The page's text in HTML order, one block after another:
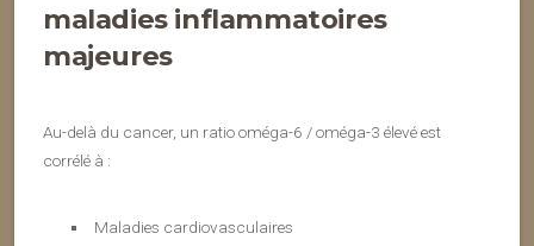
maladies inflammatoires
majeures
Au-delà du cancer, un ratio oméga-6 / oméga-3 élevé est
corrélé à :
Maladies cardiovasculaires